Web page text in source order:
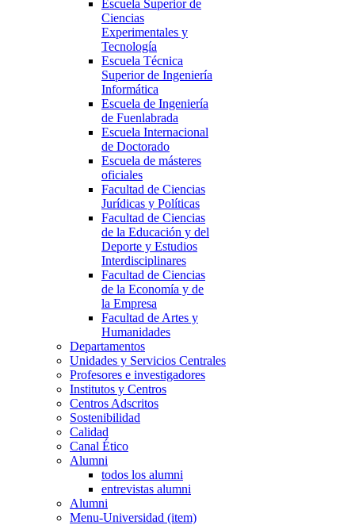
Escuela Superior de
Ciencias
Experimentales y
Tecnología
Escuela Técnica
Superior de Ingeniería
Informática
Escuela de Ingeniería
de Fuenlabrada
Escuela Internacional
de Doctorado
Escuela de másteres
oficiales
Facultad de Ciencias
Jurídicas y Políticas
Facultad de Ciencias
de la Educación y del
Deporte y Estudios
Interdisciplinares
Facultad de Ciencias
de la Economía y de
la Empresa
Facultad de Artes y
Humanidades
Departamentos
Unidades y Servicios Centrales
Profesores e investigadores
Institutos y Centros
Centros Adscritos
Sostenibilidad
Calidad
Canal Ético
Alumni
todos los alumni
entrevistas alumni
Alumni
Menu-Universidad (item)